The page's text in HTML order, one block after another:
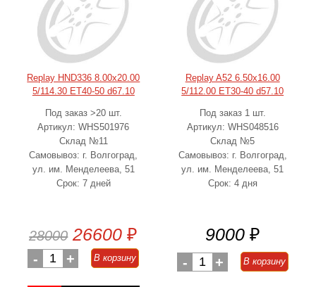
Replay HND336 8.00x20.00
5/114.30 ET40-50 d67.10
Под заказ >20 шт.
Артикул: WHS501976
Склад №11
Самовывоз: г. Волгоград,
ул. им. Менделеева, 51
Срок: 7 дней
28000 26600 ₽
- 1 + В корзину
Replay A52 6.50x16.00
5/112.00 ET30-40 d57.10
Под заказ 1 шт.
Артикул: WHS048516
Склад №5
Самовывоз: г. Волгоград,
ул. им. Менделеева, 51
Срок: 4 дня
9000 ₽
- 1 + В корзину